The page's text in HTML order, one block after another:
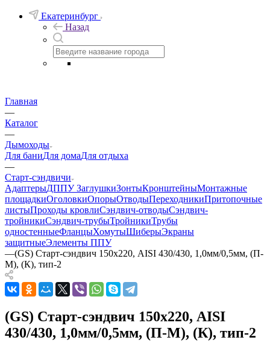
Екатеринбург
Назад
Главная
—
Каталог
—
Дымоходы
Для баниДля домаДля отдыха
—
Старт-сэндвичи
АдаптерыДППУЗаглушкиЗонтыКронштейныМонтажные
площадкиОголовкиОпорыОтводыПереходникиПритопочные
листыПроходы кровлиСэндвич-отводыСэндвич-
тройникиСэндвич-трубыТройникиТрубы
одностенныеФланцыХомутыШиберыЭкраны
защитныеЭлементы ППУ
—(GS) Старт-сэндвич 150х220, AISI 430/430, 1,0мм/0,5мм, (П-
М), (К), тип-2
(GS) Старт-сэндвич 150х220, AISI
430/430, 1,0мм/0,5мм, (П-М), (К), тип-2